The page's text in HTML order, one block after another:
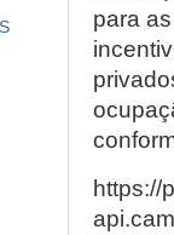
para
https://